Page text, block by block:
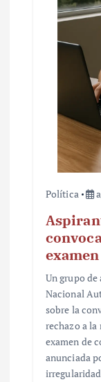
Política
Un grupo de
Nacional
sobre la
rechazo a
examen de
anunciada